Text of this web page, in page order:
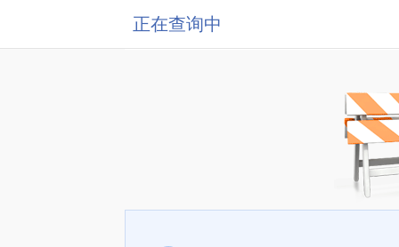
正在查询中